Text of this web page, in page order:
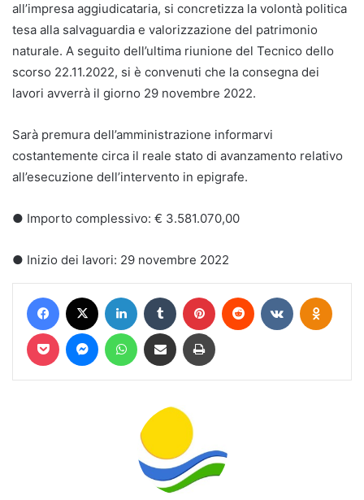
all’impresa aggiudicataria, si concretizza la volontà politica
tesa alla salvaguardia e valorizzazione del patrimonio
naturale. A seguito dell’ultima riunione del Tecnico dello
scorso 22.11.2022, si è convenuti che la consegna dei
lavori avverrà il giorno 29 novembre 2022.
Sarà premura dell’amministrazione informarvi
costantemente circa il reale stato di avanzamento relativo
all’esecuzione dell’intervento in epigrafe.
● Importo complessivo: € 3.581.070,00
● Inizio dei lavori: 29 novembre 2022
Facebook LinkedIn Tumblr Pinterest Reddit VKontakte
Pocket MessengerWhatsAppCondividi via mail Stampa